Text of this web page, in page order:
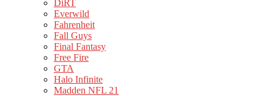
DiRT
Everwild
Fahrenheit
Fall Guys
Final Fantasy
Free Fire
GTA
Halo Infinite
Madden NFL 21